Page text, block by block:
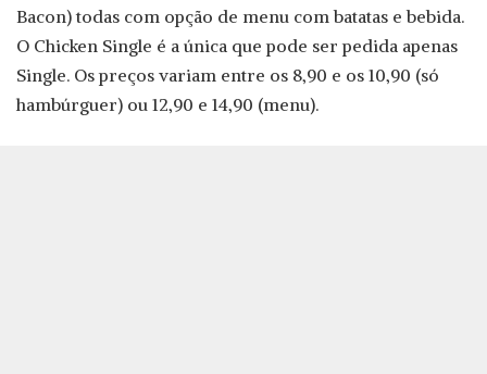
Bacon) todas com opção de menu com batatas e bebida.
O Chicken Single é a única que pode ser pedida apenas
Single. Os preços variam entre os 8,90 e os 10,90 (só
hambúrguer) ou 12,90 e 14,90 (menu).